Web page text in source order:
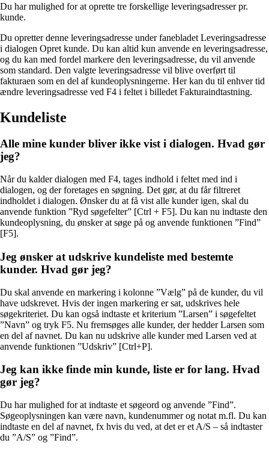
Du har mulighed for at oprette tre forskellige leveringsadresser pr.
kunde.
Du opretter denne leveringsadresse under fanebladet Leveringsadresse
i dialogen Opret kunde. Du kan altid kun anvende en leveringsadresse,
og du kan med fordel markere den leveringsadresse, du vil anvende
som standard. Den valgte leveringsadresse vil blive overført til
fakturaen som en del af kundeoplysningerne. Her kan du til enhver tid
ændre leveringsadresse ved F4 i feltet i billedet Fakturaindtastning.
Kundeliste
Alle mine kunder bliver ikke vist i dialogen. Hvad gør
jeg?
Når du kalder dialogen med F4, tages indhold i feltet med ind i
dialogen, og der foretages en søgning. Det gør, at du får filtreret
indholdet i dialogen. Ønsker du at få vist alle kunder igen, skal du
anvende funktion ”Ryd søgefelter” [Ctrl + F5]. Du kan nu indtaste den
kundeoplysning, du ønsker at søge på og anvende funktionen ”Find”
[F5].
Jeg ønsker at udskrive kundeliste med bestemte
kunder. Hvad gør jeg?
Du skal anvende en markering i kolonne ”Vælg” på de kunder, du vil
have udskrevet. Hvis der ingen markering er sat, udskrives hele
søgekriteriet. Du kan også indtaste et kriterium ”Larsen” i søgefeltet
”Navn” og tryk F5. Nu fremsøges alle kunder, der hedder Larsen som
en del af navnet. Du kan nu udskrive alle kunder med Larsen ved at
anvende funktionen ”Udskriv” [Ctrl+P].
Jeg kan ikke finde min kunde, liste er for lang. Hvad
gør jeg?
Du har mulighed for at indtaste et søgeord og anvende ”Find”.
Søgeoplysningen kan være navn, kundenummer og notat m.fl. Du kan
indtaste en del af navnet, fx hvis du ved, at det er et A/S – så indtaster
du ”A/S” og ”Find”.